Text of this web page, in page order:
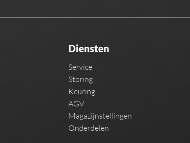
Diensten
Service
Storing
Keuring
AGV
Magazijnstellingen
Onderdelen